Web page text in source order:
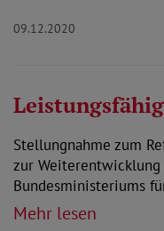
09.12.2020
Stellungnahme zum
zur Weiterentwicklung
Bundesministeriums
Mehr lesen